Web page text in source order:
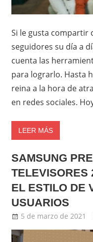
Si le gusta compartir
seguidores su día a
cuenta las
para lograrlo. Hasta
reina a la hora de
en redes sociales.
LEER MÁS
SAMSUNG
TELEVISORES
EL ESTILO DE
USUARIOS
5 de marzo de 2021